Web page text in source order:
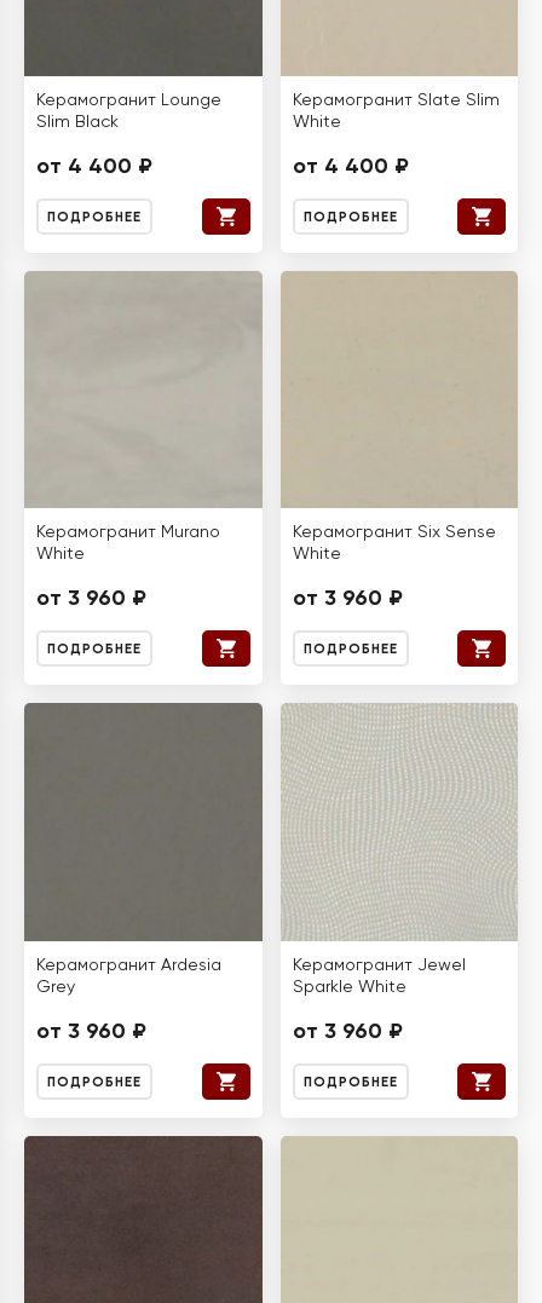
Керамогранит Lounge
Slim Black
от 4 400 ₽
ПОДРОБНЕЕ
Керамогранит Slate Slim
White
от 4 400 ₽
ПОДРОБНЕЕ
Керамогранит Murano
White
от 3 960 ₽
ПОДРОБНЕЕ
Керамогранит Six Sense
White
от 3 960 ₽
ПОДРОБНЕЕ
Керамогранит Ardesia
Grey
от 3 960 ₽
ПОДРОБНЕЕ
Керамогранит Jewel
Sparkle White
от 3 960 ₽
ПОДРОБНЕЕ